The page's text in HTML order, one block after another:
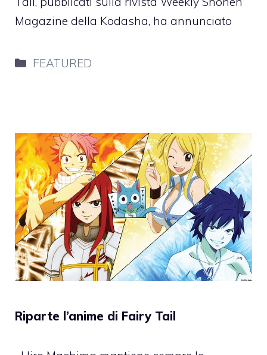
Magazine della Kodasha, ha annunciato
Categorie
FEATURED
Riparte l’anime di Fairy Tail